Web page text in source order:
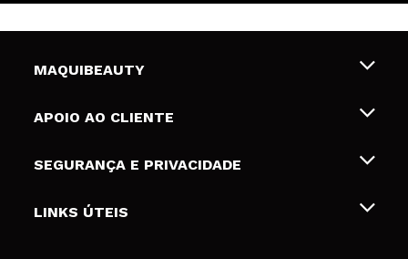
MAQUIBEAUTY
Sobre nós
Gift Cards
APOIO AO CLIENTE
Envios e Devoluções
Formas de pagamento
SEGURANÇA E PRIVACIDADE
Termos e Privacidade
LINKS ÚTEIS